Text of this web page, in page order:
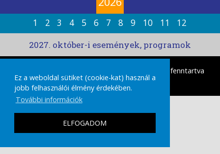
Ez a weboldal sütiket (cookie-kat) használ a
jobb felhasználói élmény érdekében.
További információk
ELFOGADOM
1 2 3 4 5 6 7 8 9 10 11
12
2027. október-i események, programok
Copyright © 2026 Minden Jog fenntartva
IMPRESSZUM|ADATVÉDELMI TÁJÉKOZTATÓ